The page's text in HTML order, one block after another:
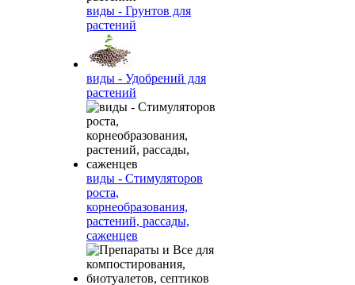
виды - Грунтов для
растений
виды - Удобрений для
растений
виды - Стимуляторов
роста,
корнеобразования,
растений, рассады,
саженцев